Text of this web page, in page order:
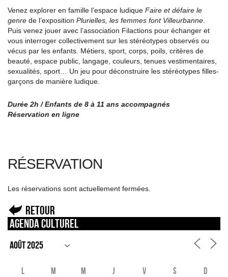
Venez explorer en famille l’espace ludique Faire et défaire le
genre de l’exposition Plurielles, les femmes font Villeurbanne.
Puis venez jouer avec l’association Filactions pour échanger et
vous interroger collectivement sur les stéréotypes observés ou
vécus par les enfants. Métiers, sport, corps, poils, critères de
beauté, espace public, langage, couleurs, tenues vestimentaires,
sexualités, sport… Un jeu pour déconstruire les stéréotypes filles-
garçons de manière ludique.
Durée 2h / Enfants de 8 à 11 ans accompagnés
Réservation en ligne
RÉSERVATION
Les réservations sont actuellement fermées.
Retour
Agenda culturel
L M M J V S D